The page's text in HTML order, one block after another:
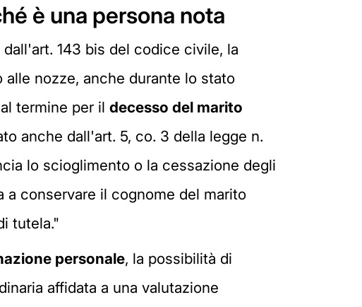
è una persona nota
143 bis del codice civile, la
nozze, anche durante lo stato
termine per il decesso del marito
anche dall'art. 5, co. 3 della legge n.
lo scioglimento o la cessazione degli
conservare il cognome del marito
tutela."
personale, la possibilità di
affidata a una valutazione